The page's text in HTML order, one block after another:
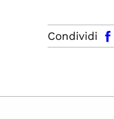
Condividi
facebook